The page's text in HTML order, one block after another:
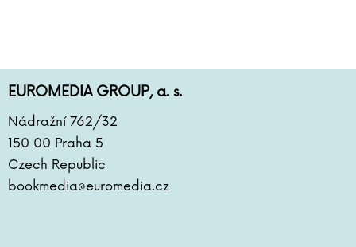
Silja du Mont
Adolf Dudek
Radovan Dunaj
Ana Duša
Jiří Dvořák
EUROMEDIA GROUP, a. s.
Nádražní 762/32
150 00 Praha 5
Czech Republic
bookmedia@euromedia.cz